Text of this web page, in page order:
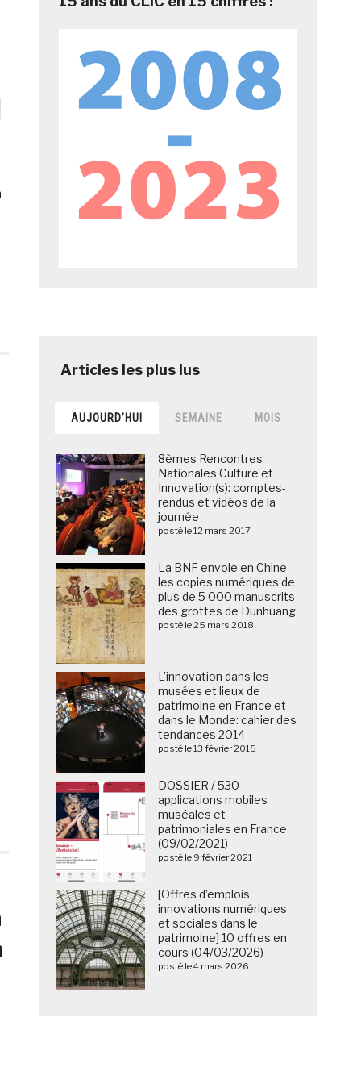
AUJOURD’HUI SEMAINE MOIS
8èmes Rencontres
Nationales Culture et
Innovation(s): comptes-
rendus et vidéos de la
journée
posté le 12 mars 2017
La BNF envoie en Chine
les copies numériques de
plus de 5 000 manuscrits
des grottes de Dunhuang
posté le 25 mars 2018
L’innovation dans les
musées et lieux de
patrimoine en France et
dans le Monde: cahier des
tendances 2014
posté le 13 février 2015
DOSSIER / 530
applications mobiles
muséales et
patrimoniales en France
(09/02/2021)
posté le 9 février 2021
[Offres d’emplois
innovations numériques
et sociales dans le
patrimoine] 10 offres en
cours (04/03/2026)
posté le 4 mars 2026